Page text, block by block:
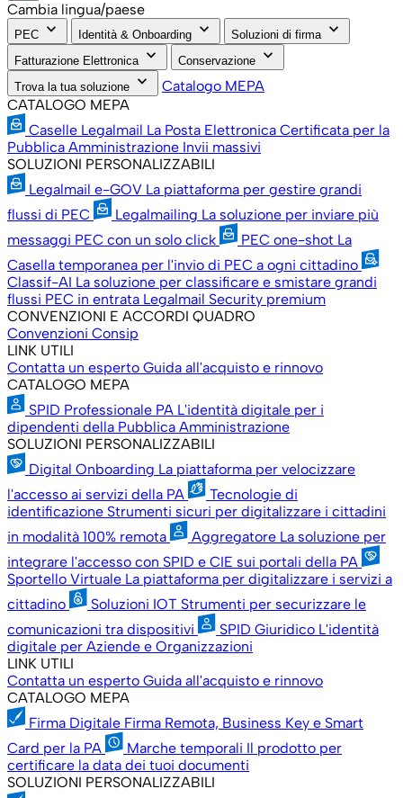
Cambia lingua/paese
PEC keyboard_arrow_down Identità & Onboarding keyboard_arrow_down Soluzioni di firma keyboard_arrow_down
Fatturazione Elettronica keyboard_arrow_down Conservazione keyboard_arrow_down
Trova la tua soluzione keyboard_arrow_down
Catalogo MEPA
CATALOGO MEPA
Caselle Legalmail La Posta Elettronica Certificata per la
Pubblica Amministrazione Invii massivi
SOLUZIONI PERSONALIZZABILI
Legalmail e-GOV La piattaforma per gestire grandi
flussi di PEC
Legalmailing La soluzione per inviare più
messaggi PEC con un solo click
PEC one-shot La
Casella temporanea per l'invio di PEC a ogni cittadino
Classif-AI La soluzione per classificare e smistare grandi
flussi PEC in entrata Legalmail Security premium
CONVENZIONI E ACCORDI QUADRO
Convenzioni Consip
LINK UTILI
Contatta un esperto Guida all'acquisto e rinnovo
CATALOGO MEPA
SPID Professionale PA L'identità digitale per i
dipendenti della Pubblica Amministrazione
SOLUZIONI PERSONALIZZABILI
Digital Onboarding La piattaforma per velocizzare
l'accesso ai servizi della PA
Tecnologie di
identificazione Strumenti sicuri per digitalizzare i cittadini
in modalità 100% remota
Aggregatore La soluzione per
integrare l'accesso con SPID e CIE sui portali della PA
Sportello Virtuale La piattaforma per digitalizzare i servizi a
cittadino
Soluzioni IOT Strumenti per securizzare le
comunicazioni tra dispositivi
SPID Giuridico L'identità
digitale per Aziende e Organizzazioni
LINK UTILI
Contatta un esperto Guida all'acquisto e rinnovo
CATALOGO MEPA
Firma Digitale Firma Remota, Business Key e Smart
Card per la PA
Marche temporali Il prodotto per
certificare la data dei tuoi documenti
SOLUZIONI PERSONALIZZABILI